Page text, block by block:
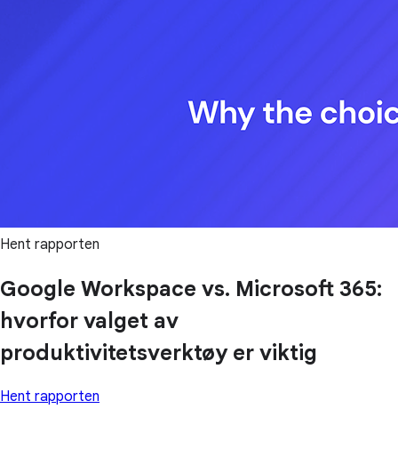
Hent rapporten
Google Workspace vs. Microsoft 365:
hvorfor valget av
produktivitetsverktøy er viktig
Hent rapporten